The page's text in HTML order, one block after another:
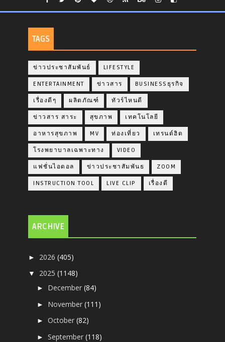
TAGS
ข่าวประชาสัมพันธ์ LIFESTYLE
ENTERTAINMENT ข่าวสาร BUSINESSธุรกิจ
เรื่องดีๆ ผลิตภัณฑ์ ทัวร์ไหนดี
ข่าวสาร สาระ สุขภาพ เทคโนโลยี
อาหารสุขภาพ MV ท่องเที่ยว เทรนด์ฮิต
โรงพยาบาลเฉพาะทาง VIDEO
แฟชั่นไอดอล ข่าวประชาสัมพันธ ZOOM
INSTRUCTION TOOL LIVE CLIP เรื่องดี
ARCHIVE
► 2026(405)
▼ 2025(1148)
► December(84)
► November(111)
►October(82)
►September(118)